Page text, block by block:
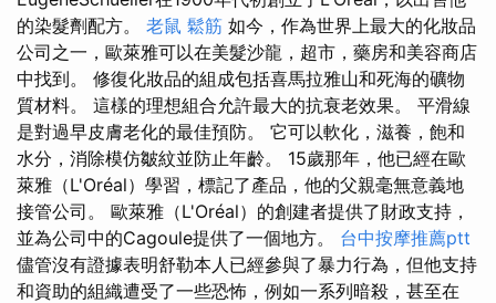
的染髮劑配方。 老鼠 鬆筋 如今，作為世界上最大的化妝品
公司之一，歐萊雅可以在美髮沙龍，超市，藥房和美容商店
中找到。 修復化妝品的組成包括喜馬拉雅山和死海的礦物
質材料。 這樣的理想組合允許最大的抗衰老效果。 平滑線
是對過早皮膚老化的最佳預防。 它可以軟化，滋養，飽和
水分，消除模仿皺紋並防止年齡。 15歲那年，他已經在歐
萊雅（L'Oréal）學習，標記了產品，他的父親毫無意義地
接管公司。 歐萊雅（L'Oréal）的創建者提供了財政支持，
並為公司中的Cagoule提供了一個地方。 台中按摩推薦ptt
儘管沒有證據表明舒勒本人已經參與了暴力行為，但他支持
和資助的組織遭受了一些恐怖，例如一系列暗殺，甚至在